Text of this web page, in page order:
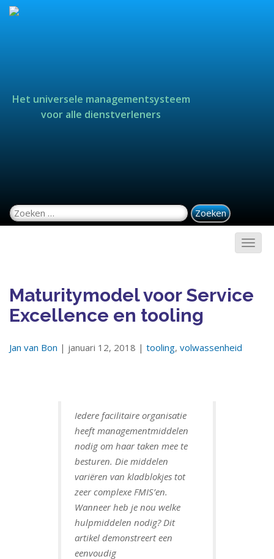
Het universele managementsysteem
voor alle dienstverleners
Zoeken naar:
Maturitymodel voor Service
Excellence en tooling
Jan van Bon | januari 12, 2018 | tooling, volwassenheid
Iedere facilitaire organisatie
heeft managementmiddelen
nodig om haar taken mee te
besturen. Die middelen
variëren van kladblokjes tot
zeer complexe FMIS’en.
Wanneer heb je nou welke
hulpmiddelen nodig? Dit
artikel demonstreert een
eenvoudig